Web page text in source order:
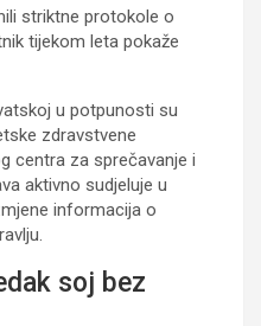
striktne protokole o
tijekom leta pokaže
u potpunosti su
zdravstvene
centra za sprečavanje i
aktivno sudjeluje u
informacija o
soj bez